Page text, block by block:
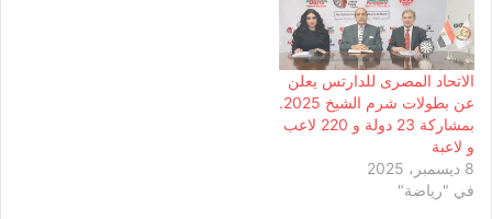
الاتحاد المصرى للدارتس يعلن
عن بطولات شرم الشيخ 2025.
بمشاركة 23 دولة و 220 لاعب
و لاعبة
8 ديسمبر، 2025
في "رياضة"